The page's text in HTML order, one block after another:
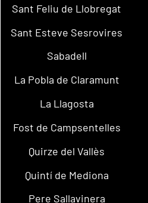
Sant Feliu de Llobregat
Sant Esteve Sesrovires
Sabadell
La Pobla de Claramunt
La Llagosta
Fost de Campsentelles
Quirze del Vallès
Quintí de Mediona
Pere Sallavinera